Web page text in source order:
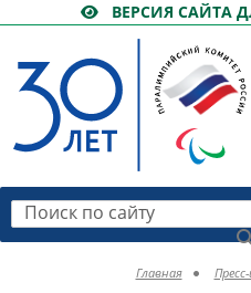
ВЕРСИЯ САЙТА
Поиск по сайту
Главная